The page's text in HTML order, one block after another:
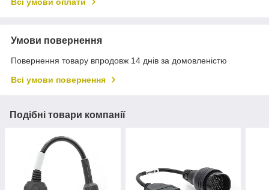
Всі умови оплати
Умови повернення
Повернення товару впродовж 14 днів за домовленістю
Всі умови повернення
Подібні товари компанії